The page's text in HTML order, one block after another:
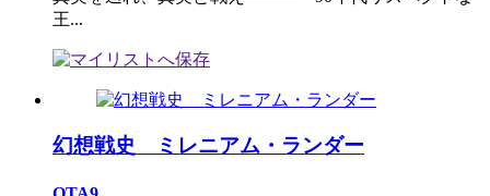
王...
幻想戦史 ミレニアム・ランダー